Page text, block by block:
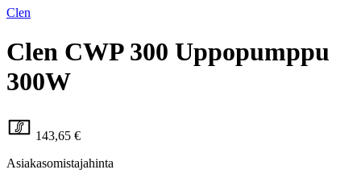
Clen
Clen CWP 300 Uppopumppu
300W
143,65 €
Asiakasomistajahinta